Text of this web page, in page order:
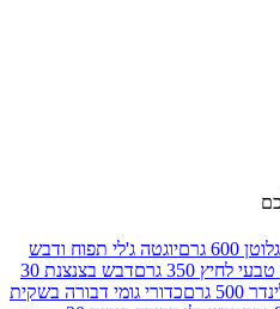
יוגטה ג'לי תפוח ודבש
דבש בצנצנת 30
כדורי גומי דבורה בשקית